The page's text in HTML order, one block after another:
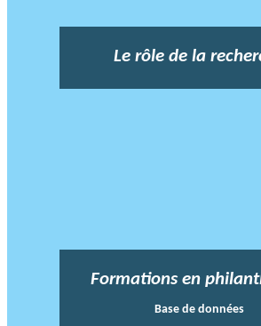
Le rôle de la
Formations en
Base de données